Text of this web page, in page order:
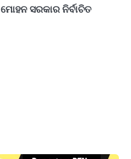
ସରକାର ନିର୍ବାଚିତ